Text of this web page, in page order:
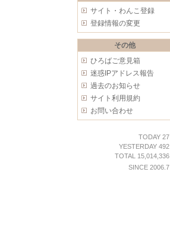
サイト・わんこ登録
登録情報の変更
その他
ひろばご意見箱
迷惑IPアドレス報告
過去のお知らせ
サイト利用規約
お問い合わせ
TODAY 27
YESTERDAY 492
TOTAL 15,014,336
SINCE 2006.7